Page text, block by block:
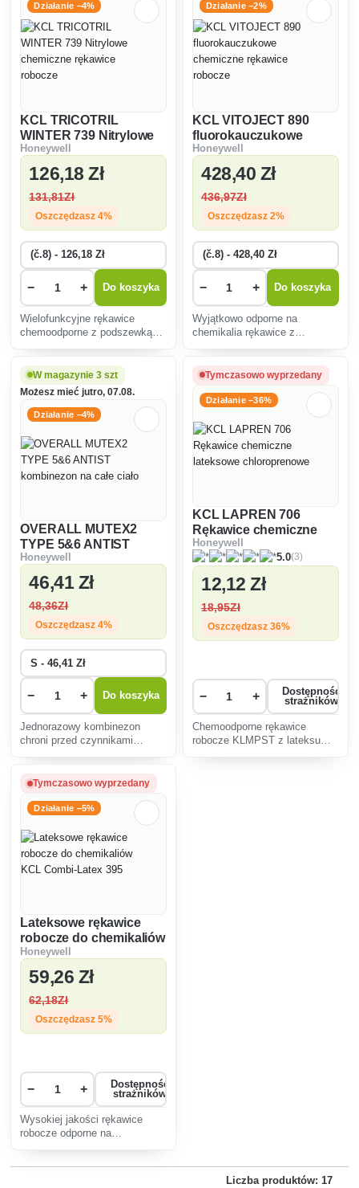
Działanie −4%
KCL TRICOTRIL
WINTER 739 Nitrylowe
chemiczne rękawice
robocze
Honeywell
126,18 Zł
131,81Zł
Oszczędzasz 4%
− + Do koszyka
Wielofunkcyjne rękawice
chemoodporne z podszewką
długość 40 cm.
Działanie −2%
KCL VITOJECT 890
fluorokauczukowe
chemiczne rękawice
robocze
Honeywell
428,40 Zł
436,97Zł
Oszczędzasz 2%
− + Do koszyka
Wyjątkowo odporne na
chemikalia rękawice z
silnie zabrudzonych środowisk
W magazynie 3 szt
Możesz mieć jutro, 07.08.
Działanie −4%
OVERALL MUTEX2
TYPE 5&6 ANTIST
kombinezon na całe
ciało
Honeywell
46,41 Zł
48,36Zł
Oszczędzasz 4%
− + Do koszyka
Jednorazowy kombinezon
chroni przed czynnikami
5 i 6; EN1149-5, EN14126,
13982-1, 69g/m2.
Tymczasowo wyprzedany
Działanie −36%
KCL LAPREN 706
Rękawice chemiczne
lateksowe
chloroprenowe
Honeywell
5.0(3)
12,12 Zł
18,95Zł
Oszczędzasz 36%
− +
Dostępność
strażników
Chemoodporne rękawice
robocze KLMPST z lateksu
Tymczasowo wyprzedany
Działanie −5%
Lateksowe rękawice
robocze do chemikaliów
KCL Combi-Latex 395
Honeywell
59,26 Zł
62,18Zł
Oszczędzasz 5%
− +
Dostępność
strażników
Wysokiej jakości rękawice
robocze odporne na
Liczba produktów: 17